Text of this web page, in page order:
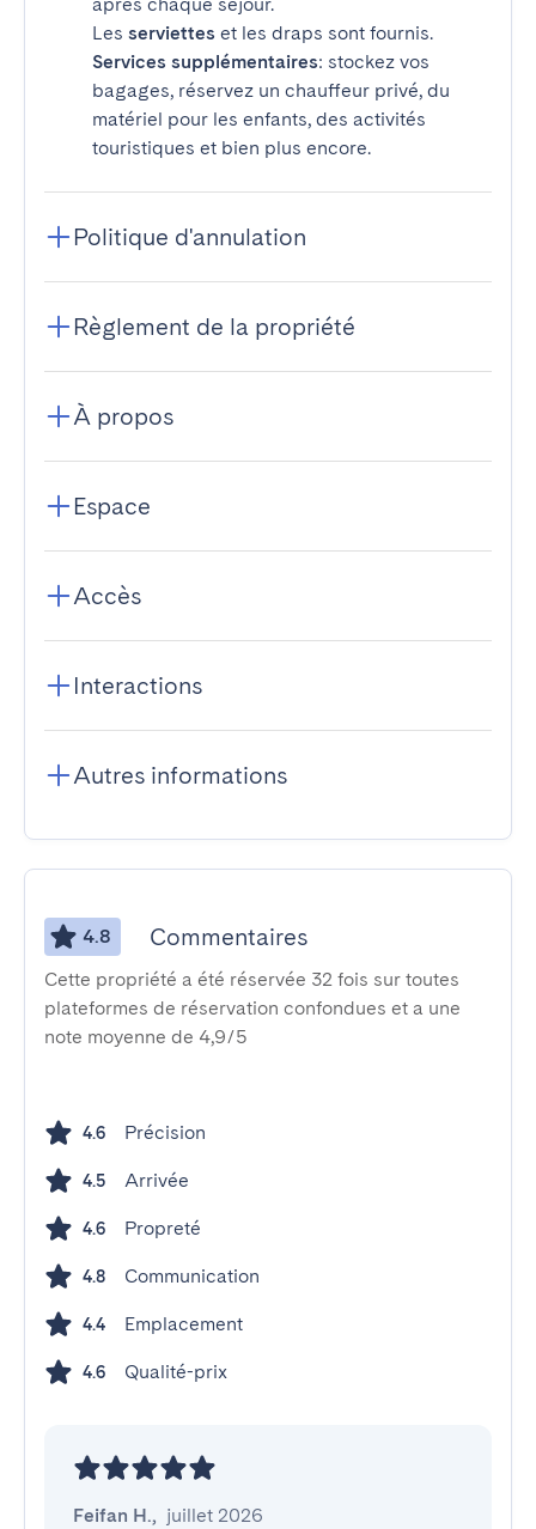
Les serviettes et les draps sont fournis.
Services supplémentaires: stockez vos
bagages, réservez un chauffeur privé, du
matériel pour les enfants, des activités
touristiques et bien plus encore.
Politique d'annulation
Règlement de la propriété
À propos
Espace
Accès
Interactions
Autres informations
4.8 Commentaires
Cette propriété a été réservée 32 fois sur toutes
plateformes de réservation confondues et a une
note moyenne de 4,9/5
4.6 Précision
4.5 Arrivée
4.6 Propreté
4.8 Communication
4.4 Emplacement
4.6 Qualité-prix
Feifan H., juillet 2026